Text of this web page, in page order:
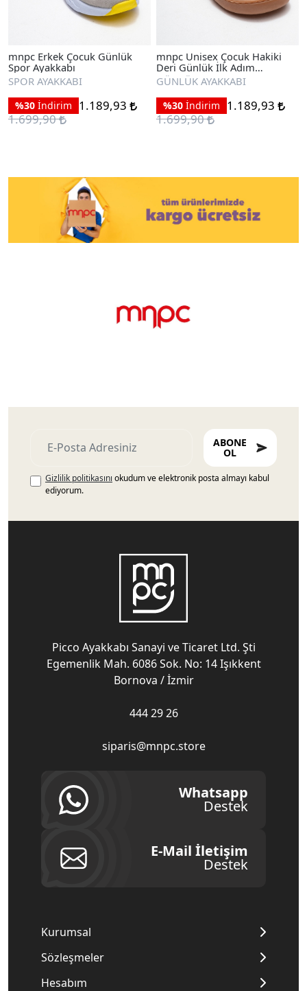
mnpc Erkek Çocuk Günlük
Spor Ayakkabı
SPOR AYAKKABI
%30 İndirim
1.189,93
1.699,90
mnpc Unisex Çocuk Hakiki
Deri Günlük İlk Adım
Ayakkabı
GÜNLÜK AYAKKABI
%30 İndirim
1.189,93
1.699,90
ABONE
OL
Gizlilik politikasını okudum ve elektronik posta almayı kabul
ediyorum.
Picco Ayakkabı Sanayi ve Ticaret Ltd. Şti
Egemenlik Mah. 6086 Sok. No: 14 Işıkkent
Bornova / İzmir
444 29 26
siparis@mnpc.store
Whatsapp
Destek
E-Mail İletişim
Destek
Kurumsal
Sözleşmeler
Hesabım